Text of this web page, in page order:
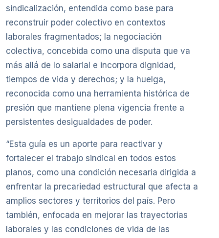
sindicalización, entendida como base para
reconstruir poder colectivo en contextos
laborales fragmentados; la negociación
colectiva, concebida como una disputa que va
más allá de lo salarial e incorpora dignidad,
tiempos de vida y derechos; y la huelga,
reconocida como una herramienta histórica de
presión que mantiene plena vigencia frente a
persistentes desigualdades de poder.
“Esta guía es un aporte para reactivar y
fortalecer el trabajo sindical en todos estos
planos, como una condición necesaria dirigida a
enfrentar la precariedad estructural que afecta a
amplios sectores y territorios del país. Pero
también, enfocada en mejorar las trayectorias
laborales y las condiciones de vida de las